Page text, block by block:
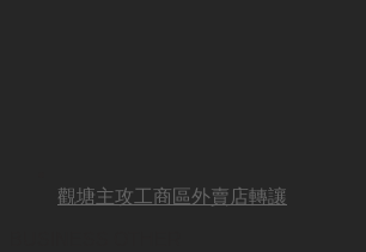
觀塘主攻工商區外賣店轉讓